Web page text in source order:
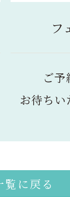
フ
ご
お待ち
覧に戻る